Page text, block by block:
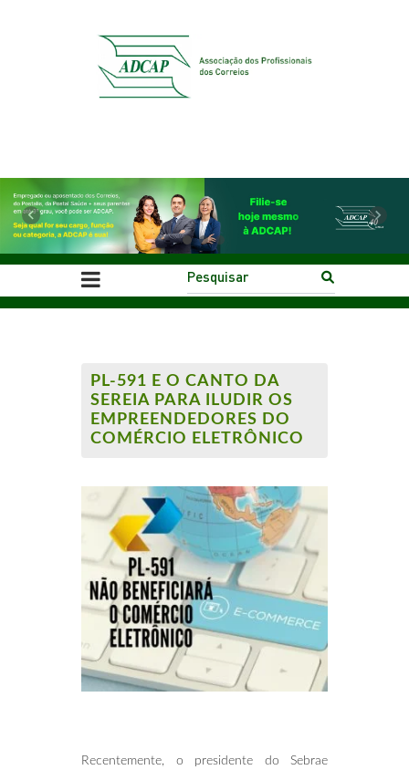
Previous Next
PL-591 E O CANTO DA
SEREIA PARA ILUDIR OS
EMPREENDEDORES DO
COMÉRCIO ELETRÔNICO
Recentemente, o presidente do Sebrae